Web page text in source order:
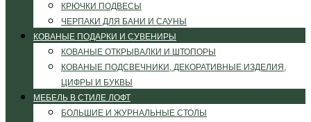
КРЮЧКИ ПОДВЕСЫ
ЧЕРПАКИ ДЛЯ БАНИ И САУНЫ
КОВАНЫЕ ПОДАРКИ И СУВЕНИРЫ
КОВАНЫЕ ОТКРЫВАЛКИ И ШТОПОРЫ
КОВАНЫЕ ПОДСВЕЧНИКИ, ДЕКОРАТИВНЫЕ ИЗДЕЛИЯ,
ЦИФРЫ И БУКВЫ
МЕБЕЛЬ В СТИЛЕ ЛОФТ
БОЛЬШИЕ И ЖУРНАЛЬНЫЕ СТОЛЫ